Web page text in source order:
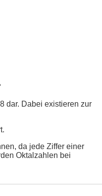
dar. Dabei existieren zur
da jede Ziffer einer
Oktalzahlen bei